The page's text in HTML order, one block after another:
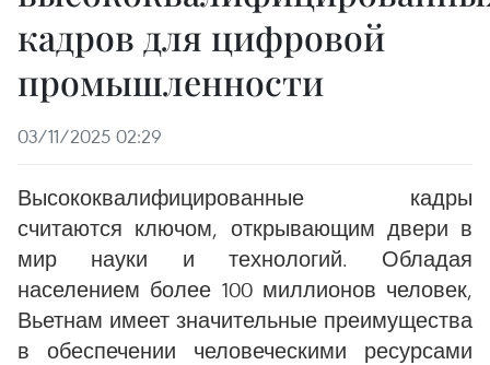
кадров для цифровой
промышленности
03/11/2025 02:29
Высококвалифицированные кадры
считаются ключом, открывающим двери в
мир науки и технологий. Обладая
населением более 100 миллионов человек,
Вьетнам имеет значительные преимущества
в обеспечении человеческими ресурсами